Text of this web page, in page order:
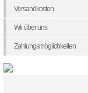
Versandkosten
Wir über uns
Zahlungsmöglichkeiten